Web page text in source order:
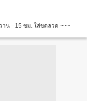
น --15 ซม. ใส่ขดลวด ~~~